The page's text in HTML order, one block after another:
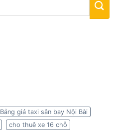
Bảng giá taxi sân bay Nội Bài
cho thuê xe 16 chỗ